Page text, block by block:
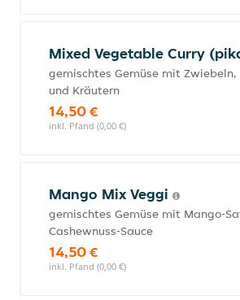
Mixed Vegetable Curry
gemischtes Gemüse mit
und Kräutern
14,50 €
inkl. Pfand (0,00 €)
Mango Mix Veggi
gemischtes Gemüse mit Mango-
Cashewnuss-Sauce
14,50 €
inkl. Pfand (0,00 €)